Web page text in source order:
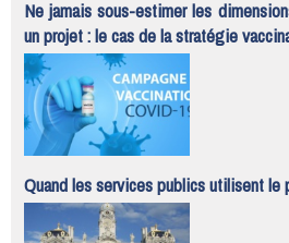
Ne jamais sous-estimer les
un projet : le cas de la stratégie
Quand les services publics utilisent le